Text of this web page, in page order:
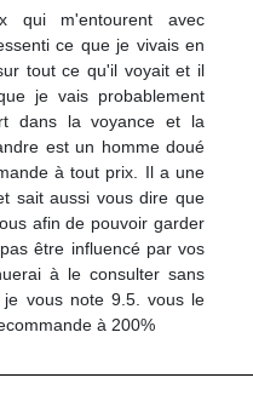
qui m'entourent avec
ce que je vivais en
tout ce qu'il voyait et il
je vais probablement
dans la voyance et la
est un homme doué
à tout prix. Il a une
sait aussi vous dire que
afin de pouvoir garder
être influencé par vos
à le consulter sans
je vous note 9.5. vous le
à 200%